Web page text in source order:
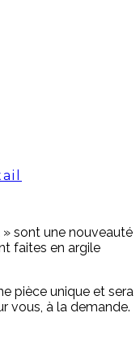
» sont une nouveauté
faites en argile
pièce unique et sera
vous, à la demande.